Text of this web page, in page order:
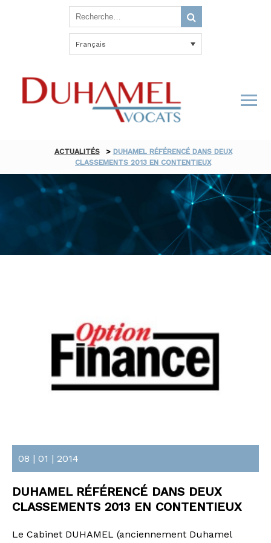
Français
ACTUALITÉS > DUHAMEL RÉFÉRENCÉ DANS DEUX
CLASSEMENTS 2013 EN CONTENTIEUX
08 | 01 | 2014
DUHAMEL RÉFÉRENCÉ DANS DEUX
CLASSEMENTS 2013 EN CONTENTIEUX
Le Cabinet DUHAMEL (anciennement Duhamel